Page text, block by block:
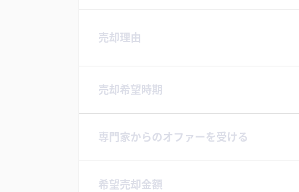
売却理由
売却希望時期
専門家からのオファーを受ける
希望売却金額